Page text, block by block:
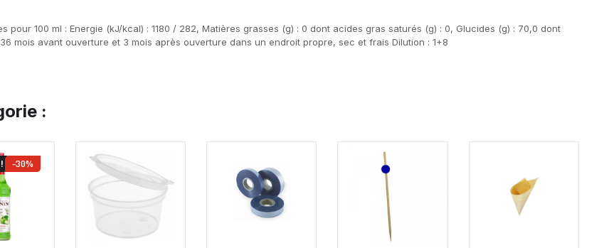
100 ml : Energie (kJ/kcal) : 1180 / 282, Matières grasses (g) : 0 dont acides gras saturés (g) : 0, Glucides (g) : 70,0 dont
mois avant ouverture et 3 mois après ouverture dans un endroit propre, sec et frais Dilution : 1+8
:
-30%